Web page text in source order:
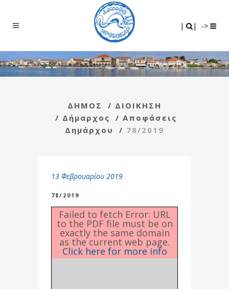
| | ->
ΔΗΜΟΣ / ΔΙΟΙΚΗΣΗ
/ Δήμαρχος / Αποφάσεις
Δημάρχου
/ 78/2019
13 Φεβρουαρίου 2019
78/2019
Failed to fetch Error: URL
to the PDF file must be on
exactly the same domain
as the current web page.
Click here for more info